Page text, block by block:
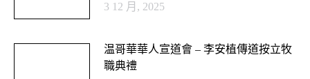
3 12 月, 2025
温哥華華人宣道會 – 李安植傳道按立牧
職典禮